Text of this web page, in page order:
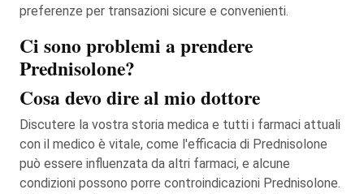
preferenze per transazioni sicure e convenienti.
Ci sono problemi a prendere
Prednisolone?
Cosa devo dire al mio dottore
Discutere la vostra storia medica e tutti i farmaci attuali
con il medico è vitale, come l'efficacia di Prednisolone
può essere influenzata da altri farmaci, e alcune
condizioni possono porre controindicazioni Prednisolone.